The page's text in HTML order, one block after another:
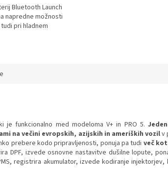
Bluetooth Launch
napredne možnosti
pri hladnem
je funkcionalno med modeloma V+ in PRO 5.
na večini evropskih, azijskih in ameriških vozilv
prebere kodo pripravljenosti, ponuja pa tudi več
DPF, izvede osnovne nastavitve dušilne lopute,
registrira akumulator, izvede kodiranje